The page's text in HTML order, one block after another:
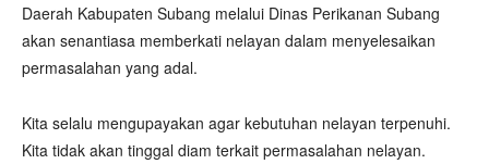
Daerah Kabupaten Subang melalui Dinas Perikanan Subang
akan senantiasa memberkati nelayan dalam menyelesaikan
permasalahan yang adal.
Kita selalu mengupayakan agar kebutuhan nelayan terpenuhi.
Kita tidak akan tinggal diam terkait permasalahan nelayan.